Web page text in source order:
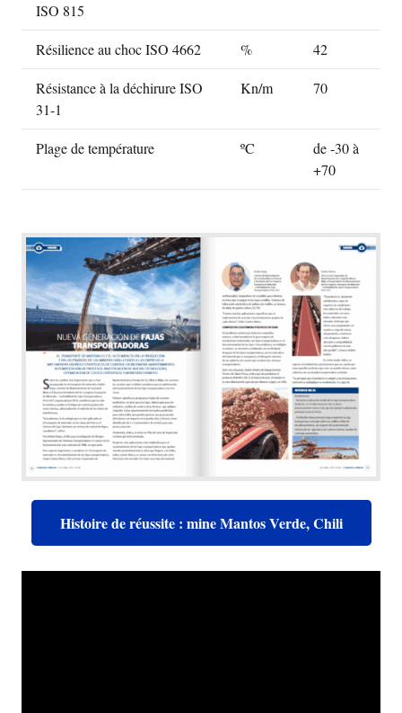
ISO 815
Résilience au choc ISO 4662 % 42
Résistance à la déchirure ISO
31-1
Kn/m 70
Plage de température ºC
de -30 à
+70
Histoire de réussite : mine Mantos Verde, Chili